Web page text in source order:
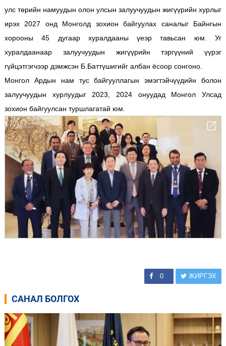
улс төрийн намуудын олон улсын залуучуудын жигүүрийн хурлыг
ирэх 2027 онд Монголд зохион байгуулах саналыг Байнгын
хорооны 45 дугаар хуралдааны үеэр тавьсан юм. Уг
хуралдаанаар залуучуудын жигүүрийн тэргүүний үүрэг
гүйцэтгэгчээр дэмжсэн Б.Баттүшигийг албан ёсоор сонгоно.
Монгол Ардын нам тус байгууллагын эмэгтэйчүүдийн болон
залуучуудын хурлуудыг 2023, 2024 онуудад Монгол Улсад
зохион байгуулсан туршлагатай юм.
0 ЖИРГЭХ
САНАЛ БОЛГОХ